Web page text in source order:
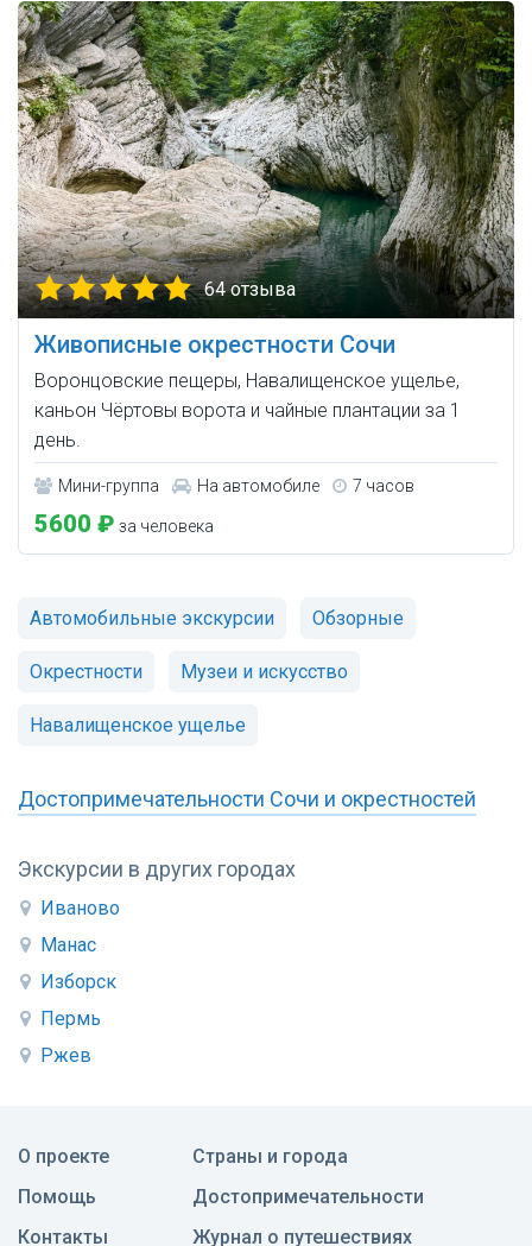
Экскурсии в других городах
Иваново
Манас
Изборск
Пермь
Ржев
64 отзыва
Живописные окрестности Сочи
Воронцовские пещеры, Навалищенское ущелье,
каньон Чёртовы ворота и чайные плантации за 1
день.
Мини-группа На автомобиле 7 часов
5600 ₽ за человека
Автомобильные экскурсии Обзорные
Окрестности Музеи и искусство
Навалищенское ущелье
Достопримечательности Сочи и окрестностей
О проекте
Помощь
Контакты
Страны и города
Достопримечательности
Журнал о путешествиях